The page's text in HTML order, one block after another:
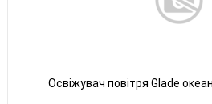
Освіжувач повітря Glade